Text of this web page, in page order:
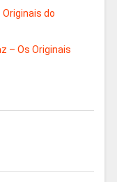
do
– Os Originais